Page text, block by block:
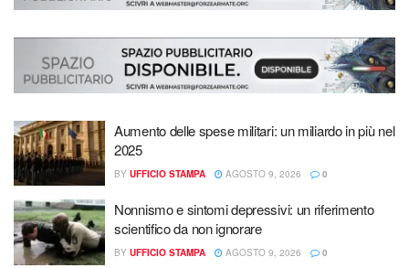
Aumento delle spese militari: un miliardo in più nel
2025
BY UFFICIO STAMPA AGOSTO 9, 2026 0
Nonnismo e sintomi depressivi: un riferimento
scientifico da non ignorare
BY UFFICIO STAMPA AGOSTO 9, 2026 0